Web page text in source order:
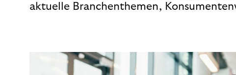
aktuelle Branchenthemen,